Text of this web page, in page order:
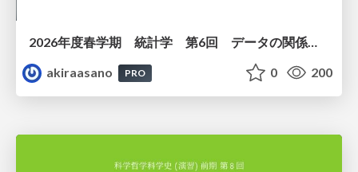
2026年度春学期 統計学 第6回 データの関係を知る（１）ー 相関関係 (2026. 5. 14)
akiraasano
PRO 0 200